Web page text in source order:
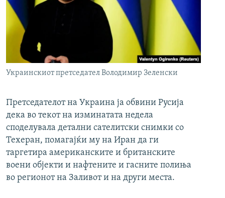
Украинскиот претседател Володимир Зеленски
Претседателот на Украина ја обвини Русија
дека во текот на изминатата недела
споделувала детални сателитски снимки со
Техеран, помагајќи му на Иран да ги
таргетира американските и британските
воени објекти и нафтените и гасните полиња
во регионот на Заливот и на други места.